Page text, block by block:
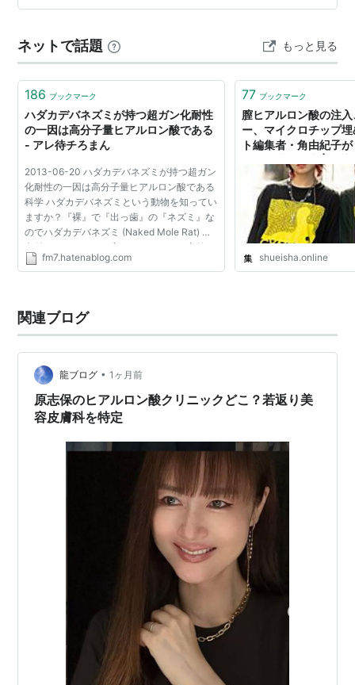
が溜まっているところだけ。 だからランニングしても別
思っていたが、火曜日、水曜日と痛みは治まらない。 痛
み自体はそこまでではないのだが、ひざに水が溜まるの
は何度も繰り返している。 毎回、…
ネットで話題 もっと見る
186 ブックマーク
ハダカデバネズミが持つ超ガン化耐性
の一因は高分子量ヒアルロン酸である
- アレ待チろまん
2013-06-20 ハダカデバネズミが持つ超ガン
化耐性の一因は高分子量ヒアルロン酸である
科学 ハダカデバネズミという動物を知ってい
ますか？『裸』で『出っ歯』の『ネズミ』な
のでハダカデバネズミ (Naked Mole Rat) と
名付けられました。変わっているのは容貌と
名前だけではありません。ハダカデバネズミ
fm7.hatenablog.com
77 ブックマーク
膣ヒアルロン酸の注
ー、マイクロチップ
ト編集者・角由紀子
shueisha.online
関連ブログ
龍ブログ • 1ヶ月前
原志保のヒアルロン酸クリニックどこ？若返り美
容皮膚科を特定